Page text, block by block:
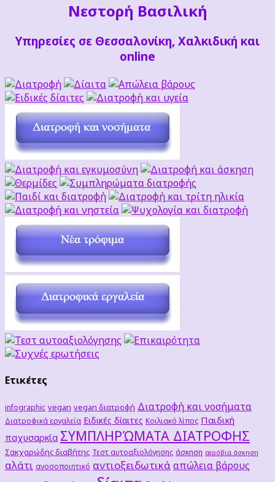
Νεστορή Βασιλική
Υπηρεσίες σε Θεσσαλονίκη, Χαλκιδική και
online
Ετικέτες
infographic vegan vegan διατροφή Διατροφή και νοσήματα
Διατροφικά εργαλεία Ειδικές δίαιτες Κοιλιακό λίπος Παιδική
παχυσαρκία ΣΥΜΠΛΗΡΏΜΑΤΑ ΔΙΑΤΡΟΦΗΣ
Σακχαρώδης διαβήτης Τεστ αυτοαξιολόγησης άσκηση αερόβια άσκηση
αλάτι ανοσοποιητικό αντιοξειδωτικά απώλεια βάρους